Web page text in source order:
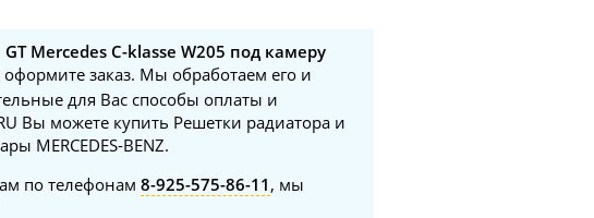
Mercedes C-klasse W205 под камеру
заказ. Мы обработаем его и
для Вас способы оплаты и
Вы можете купить Решетки радиатора и
MERCEDES-BENZ.
по телефонам 8-925-575-86-11 , мы